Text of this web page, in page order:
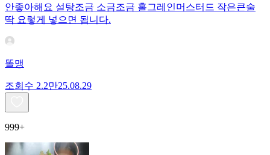
안좋아해요 설탕조금 소금조금 홀그레인머스터드 작은큰술
딱 요렇게 넣으면 됩니다.
똘맹
조회수 2.2만25.08.29
999+